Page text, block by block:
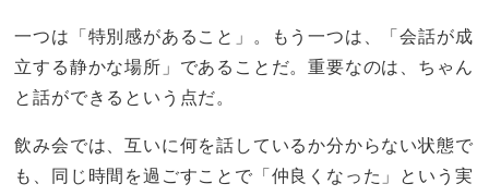
一つは「特別感があること」。もう一つは、「会話が成
立する静かな場所」であることだ。重要なのは、ちゃん
と話ができるという点だ。
飲み会では、互いに何を話しているか分からない状態で
も、同じ時間を過ごすことで「仲良くなった」という実